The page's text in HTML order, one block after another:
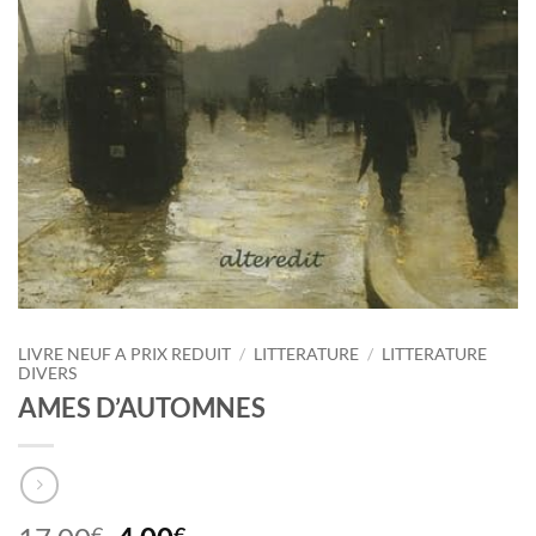
LIVRE NEUF A PRIX REDUIT / LITTERATURE / LITTERATURE
DIVERS
AMES D’AUTOMNES